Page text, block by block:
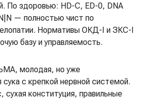
По здоровью: HD-C, ED-0, DNA
— полностью чист по
Нормативы ОКД-I и ЗКС-I
базу и управляемость.
молодая, но уже
с крепкой нервной системой.
конституция, правильные